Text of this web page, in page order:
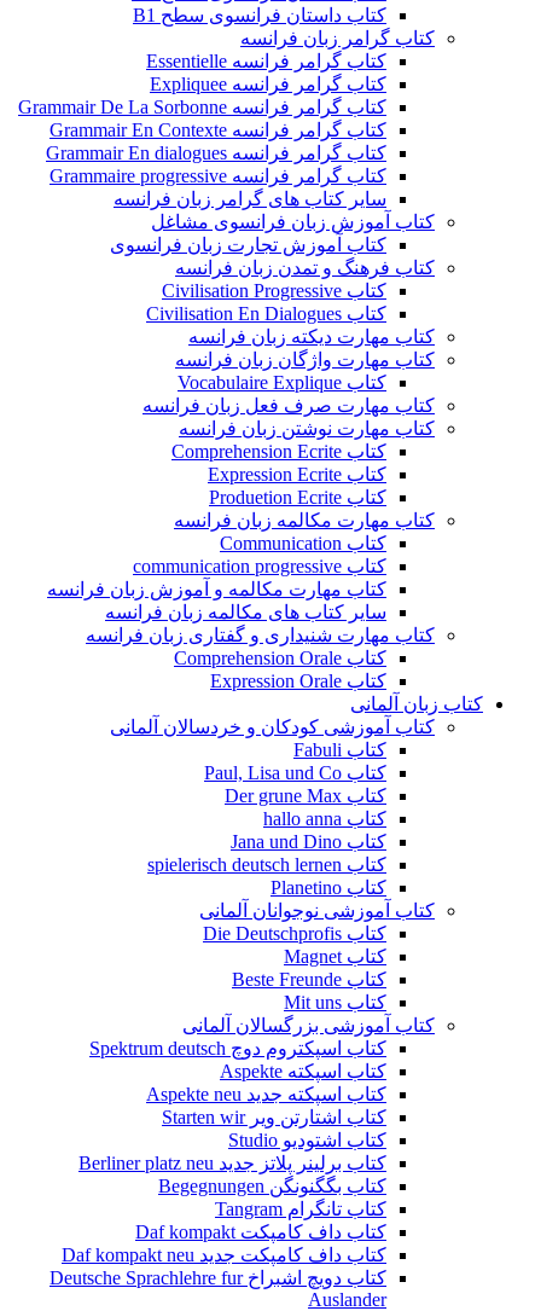
کتاب داستان فرانسوی سطح B1
کتاب گرامر زبان فرانسه
کتاب گرامر فرانسه Essentielle
کتاب گرامر فرانسه Expliquee
کتاب گرامر فرانسه Grammair De La Sorbonne
کتاب گرامر فرانسه Grammair En Contexte
کتاب گرامر فرانسه Grammair En dialogues
کتاب گرامر فرانسه Grammaire progressive
سایر کتاب های گرامر زبان فرانسه
کتاب آموزش زبان فرانسوی مشاغل
کتاب آموزش تجارت زبان فرانسوی
کتاب فرهنگ و تمدن زبان فرانسه
کتاب Civilisation Progressive
کتاب Civilisation En Dialogues
کتاب مهارت دیکته زبان فرانسه
کتاب مهارت واژگان زبان فرانسه
کتاب Vocabulaire Explique
کتاب مهارت صرف فعل زبان فرانسه
کتاب مهارت نوشتن زبان فرانسه
کتاب Comprehension Ecrite
کتاب Expression Ecrite
کتاب Produetion Ecrite
کتاب مهارت مکالمه زبان فرانسه
کتاب Communication
کتاب communication progressive
کتاب مهارت مکالمه و آموزش زبان فرانسه
سایر کتاب های مکالمه زبان فرانسه
کتاب مهارت شنیداری و گفتاری زبان فرانسه
کتاب Comprehension Orale
کتاب Expression Orale
کتاب زبان آلمانی
کتاب آموزشی کودکان و خردسالان آلمانی
کتاب Fabuli
کتاب Paul, Lisa und Co
کتاب Der grune Max
کتاب hallo anna
کتاب Jana und Dino
کتاب spielerisch deutsch lernen
کتاب Planetino
کتاب آموزشی نوجوانان آلمانی
کتاب Die Deutschprofis
کتاب Magnet
کتاب Beste Freunde
کتاب Mit uns
کتاب آموزشی بزرگسالان آلمانی
کتاب اسپکتروم دوچ Spektrum deutsch
کتاب اسپکته Aspekte
کتاب اسپکته جدید Aspekte neu
کتاب اشتارتن ویر Starten wir
کتاب اشتودیو Studio
کتاب برلینر پلاتز جدید Berliner platz neu
کتاب بگگنونگن Begegnungen
کتاب تانگرام Tangram
کتاب داف کامپکت Daf kompakt
کتاب داف کامپکت جدید Daf kompakt neu
کتاب دویچ اشبراخ Deutsche Sprachlehre fur
Auslander